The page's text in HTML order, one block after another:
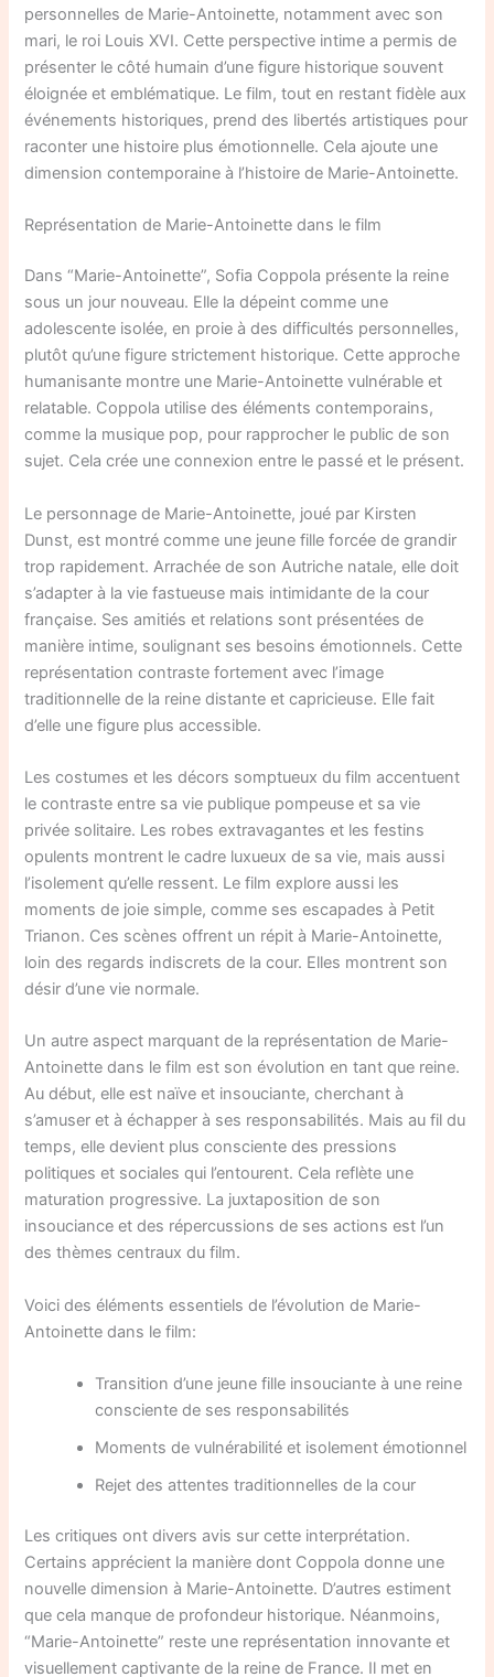
personnelles de Marie-Antoinette, notamment avec son
mari, le roi Louis XVI. Cette perspective intime a permis de
présenter le côté humain d’une figure historique souvent
éloignée et emblématique. Le film, tout en restant fidèle aux
événements historiques, prend des libertés artistiques pour
raconter une histoire plus émotionnelle. Cela ajoute une
dimension contemporaine à l’histoire de Marie-Antoinette.
Représentation de Marie-Antoinette dans le film
Dans “Marie-Antoinette”, Sofia Coppola présente la reine
sous un jour nouveau. Elle la dépeint comme une
adolescente isolée, en proie à des difficultés personnelles,
plutôt qu’une figure strictement historique. Cette approche
humanisante montre une Marie-Antoinette vulnérable et
relatable. Coppola utilise des éléments contemporains,
comme la musique pop, pour rapprocher le public de son
sujet. Cela crée une connexion entre le passé et le présent.
Le personnage de Marie-Antoinette, joué par Kirsten
Dunst, est montré comme une jeune fille forcée de grandir
trop rapidement. Arrachée de son Autriche natale, elle doit
s’adapter à la vie fastueuse mais intimidante de la cour
française. Ses amitiés et relations sont présentées de
manière intime, soulignant ses besoins émotionnels. Cette
représentation contraste fortement avec l’image
traditionnelle de la reine distante et capricieuse. Elle fait
d’elle une figure plus accessible.
Les costumes et les décors somptueux du film accentuent
le contraste entre sa vie publique pompeuse et sa vie
privée solitaire. Les robes extravagantes et les festins
opulents montrent le cadre luxueux de sa vie, mais aussi
l’isolement qu’elle ressent. Le film explore aussi les
moments de joie simple, comme ses escapades à Petit
Trianon. Ces scènes offrent un répit à Marie-Antoinette,
loin des regards indiscrets de la cour. Elles montrent son
désir d’une vie normale.
Un autre aspect marquant de la représentation de Marie-
Antoinette dans le film est son évolution en tant que reine.
Au début, elle est naïve et insouciante, cherchant à
s’amuser et à échapper à ses responsabilités. Mais au fil du
temps, elle devient plus consciente des pressions
politiques et sociales qui l’entourent. Cela reflète une
maturation progressive. La juxtaposition de son
insouciance et des répercussions de ses actions est l’un
des thèmes centraux du film.
Voici des éléments essentiels de l’évolution de Marie-
Antoinette dans le film:
Transition d’une jeune fille insouciante à une reine
consciente de ses responsabilités
Moments de vulnérabilité et isolement émotionnel
Rejet des attentes traditionnelles de la cour
Les critiques ont divers avis sur cette interprétation.
Certains apprécient la manière dont Coppola donne une
nouvelle dimension à Marie-Antoinette. D’autres estiment
que cela manque de profondeur historique. Néanmoins,
“Marie-Antoinette” reste une représentation innovante et
visuellement captivante de la reine de France. Il met en